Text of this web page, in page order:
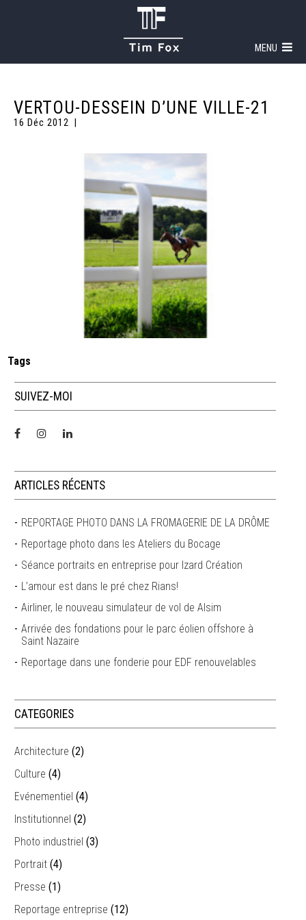
MENU
VERTOU-DESSEIN D’UNE VILLE-21
16 Déc 2012
Tags
SUIVEZ-MOI
ARTICLES RÉCENTS
REPORTAGE PHOTO DANS LA FROMAGERIE DE LA DRÔME
Reportage photo dans les Ateliers du Bocage
Séance portraits en entreprise pour Izard Création
L’amour est dans le pré chez Rians!
Airliner, le nouveau simulateur de vol de Alsim
Arrivée des fondations pour le parc éolien offshore à
Saint Nazaire
Reportage dans une fonderie pour EDF renouvelables
CATEGORIES
Architecture (2)
Culture (4)
Evénementiel (4)
Institutionnel (2)
Photo industriel (3)
Portrait (4)
Presse (1)
Reportage entreprise (12)